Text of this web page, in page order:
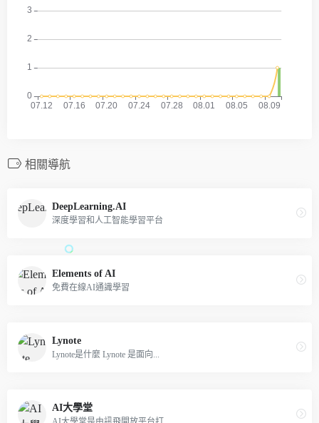
相關導航
DeepLearning.AI
深度學習和人工智能學習平台
Elements of AI
免費在線AI通識學習
Lynote
Lynote是什麼 Lynote 是面向...
AI大學堂